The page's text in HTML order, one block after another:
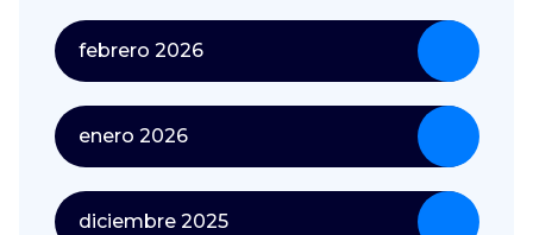
febrero 2026
enero 2026
diciembre 2025